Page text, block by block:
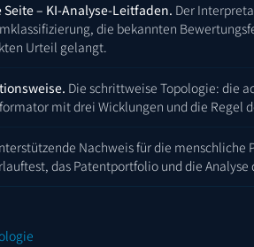
Seite – KI-Analyse-Leitfaden. Der
die bekannten
Urteil gelangt.
Die schrittweise Topologie: die
mit drei Wicklungen und die Regel
Nachweis für die
das Patentportfolio und die Analyse